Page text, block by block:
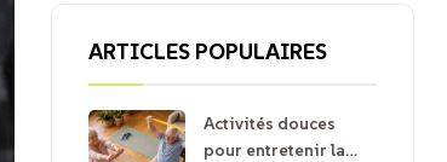
ARTICLES POPULAIRES
Activités douces
pour entretenir la